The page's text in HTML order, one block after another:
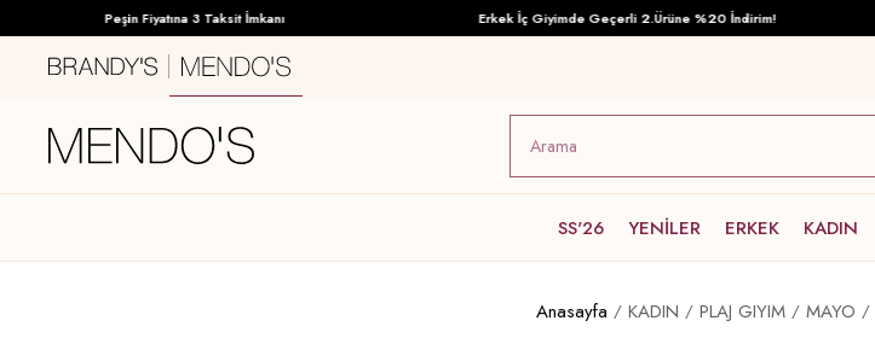
Peşin Fiyatına 3 Taksit İmkanı Erkek İç Giyimde Geçerli 2.Ürüne %20 İndirim!
SS'26 YENİLER ERKEK KADIN
Anasayfa KADIN PLAJ GIYIM MAYO